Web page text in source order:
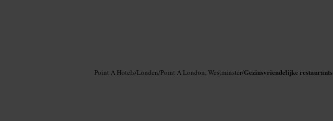
Point A Hotels/Londen/Point A London, Westminster/Gezinsvriendelijke restaurants